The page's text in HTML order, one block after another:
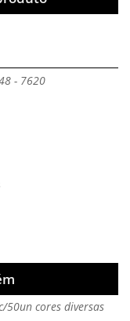
- 7620
50un cores diversas